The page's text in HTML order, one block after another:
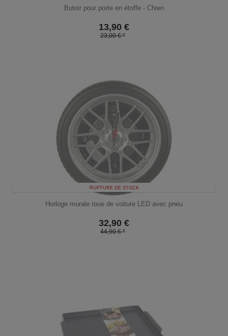
Butoir pour porte en étoffe - Chien
13,90 €
23,00 € *
RUPTURE DE STOCK
Horloge murale roue de voiture LED avec pneu
32,90 €
44,90 € *